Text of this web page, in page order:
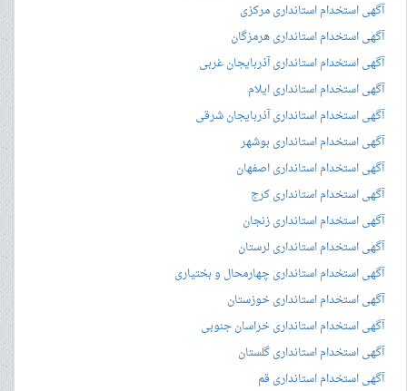
آگهی استخدام استانداری مرکزی
آگهی استخدام استانداری هرمزگان
آگهی استخدام استانداری آذربایجان غربی
آگهی استخدام استانداری ایلام
آگهی استخدام استانداری آذربایجان شرقی
آگهی استخدام استانداری بوشهر
آگهی استخدام استانداری اصفهان
آگهی استخدام استانداری کرج
آگهی استخدام استانداری زنجان
آگهی استخدام استانداری لرستان
آگهی استخدام استانداری چهارمحال و بختیاری
آگهی استخدام استانداری خوزستان
آگهی استخدام استانداری خراسان جنوبی
آگهی استخدام استانداری گلستان
آگهی استخدام استانداری قم